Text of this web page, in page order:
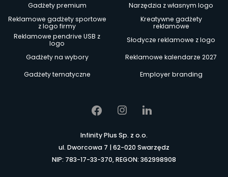
Gadżety premium
Narzędzia z własnym logo
Reklamowe gadżety sportowe
z logo firmy
Kreatywne gadżety
reklamowe
Reklamowe pendrive USB z
logo
Słodycze reklamowe z logo
Gadżety na wybory
Reklamowe kalendarze 2027
Gadżety tematyczne
Employer branding
Infinity Plus Sp. z o.o.
ul. Dworcowa 7 | 62-020 Swarzędz
NIP: 783-17-33-370, REGON: 362998908